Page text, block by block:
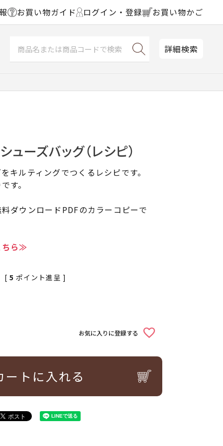
お買い物ガイド ログイン・登録 お買い物かご
詳細検索
ューズバッグ（レシピ）
キルティングでつくるレシピです。
す。
ダウンロードPDFのカラーコピーで
ちら≫
[ 5 ポイント進呈 ]
お気に入りに登録する
ートに入れる